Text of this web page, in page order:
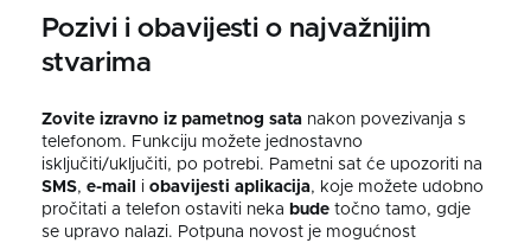
Pozivi i obavijesti o najvažnijim
stvarima
Zovite izravno iz pametnog sata nakon povezivanja s
telefonom. Funkciju možete jednostavno
isključiti/uključiti, po potrebi. Pametni sat će upozoriti na
SMS, e-mail i obavijesti aplikacija, koje možete udobno
pročitati a telefon ostaviti neka bude točno tamo, gdje
se upravo nalazi. Potpuna novost je mogućnost